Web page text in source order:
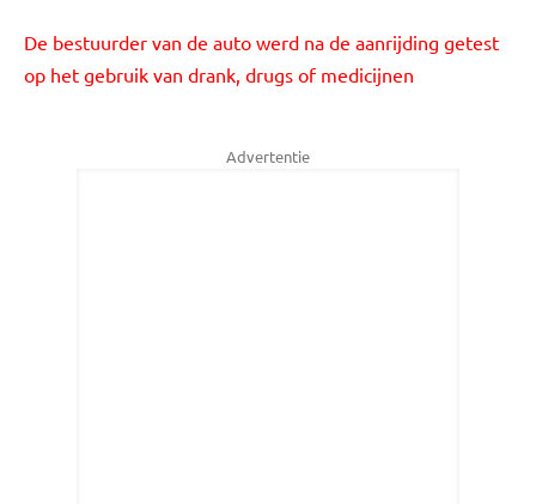
De bestuurder van de auto werd na de aanrijding getest
op het gebruik van drank, drugs of medicijnen
Advertentie